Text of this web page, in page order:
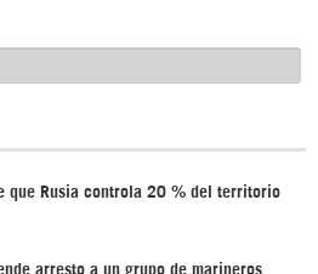
que Rusia controla 20 % del territorio
arresto a un grupo de marineros